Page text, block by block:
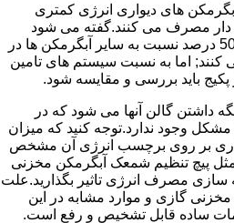
های دیواری انرژی کمتری
مصرف می کنند.گفته می شود
آبگرمکن های دیواری بین 8 تا 50 درصد نسبت به سایر آبگرمکن ها در
اما به نسبت سیستم های تامین
باید بررسی و مقایسه شود.
داشتن گالن آنها می شود که در
وجود ندارد.توجه کنید که میزان
بر روی برچسب انرژی آن مشخص
پیچ تنظیم شمعک آبگرمکن مخزنی
سازی مصرف انرژی تاثیر بگذارید.علت
گازی و موارد مشابه در این
ساده قابل تشخیص و رفع است.